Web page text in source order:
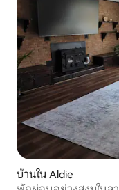
บ้านใน Aldie